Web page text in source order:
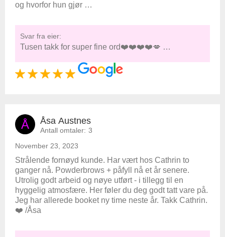
og hvorfor hun gjør …
Svar fra eier:
Tusen takk for super fine ord❤️❤️❤️❤️💋 …
Å Åsa Austnes
Antall omtaler: 3
November 23, 2023
Strålende fornøyd kunde. Har vært hos Cathrin to
ganger nå. Powderbrows + påfyll nå et år senere.
Utrolig godt arbeid og nøye utført - i tillegg til en
hyggelig atmosfære. Her føler du deg godt tatt vare på.
Jeg har allerede booket ny time neste år. Takk Cathrin.
❤️ /Åsa